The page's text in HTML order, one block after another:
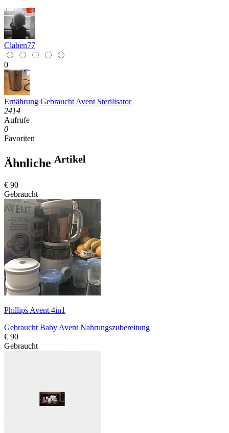
Claben77
0
Ernährung Gebraucht Avent Sterilisator
2414
Aufrufe
0
Favoriten
Ähnliche Artikel
€ 90
Gebraucht
Phillips Avent 4in1
Gebraucht Baby Avent Nahrungszubereitung
€ 90
Gebraucht